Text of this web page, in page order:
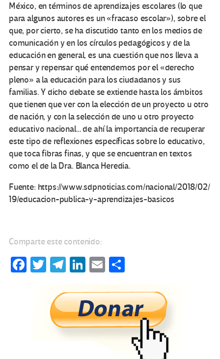
México, en términos de aprendizajes escolares (lo que
para algunos autores es un «fracaso escolar»), sobre el
que, por cierto, se ha discutido tanto en los medios de
comunicación y en los círculos pedagógicos y de la
educación en general, es una cuestión que nos lleva a
pensar y repensar qué entendemos por el «derecho
pleno» a la educación para los ciudadanos y sus
familias. Y dicho debate se extiende hasta los ámbitos
que tienen que ver con la elección de un proyecto u otro
de nación, y con la selección de uno u otro proyecto
educativo nacional… de ahí la importancia de recuperar
este tipo de reflexiones específicas sobre lo educativo,
que toca fibras finas, y que se encuentran en textos
como el de la Dra. Blanca Heredia.
Fuente: https://www.sdpnoticias.com/nacional/2018/02/
19/educacion-publica-y-aprendizajes-basicos
Comparte este contenido:
Fa T
tt
er
Te
gr
a
m
Li
ke
dI
n
E
ail m
p
ar
tir